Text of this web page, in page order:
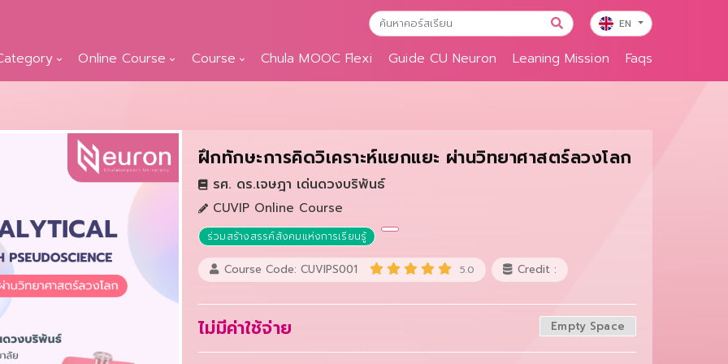
EN
Online Course Course Chula MOOC Flexi Guide CU Neuron Leaning Mission Faqs
ฝึกทักษะการคิดวิเคราะห์แยกแยะ ผ่านวิทยาศาสตร์ลวงโลก
รศ. ดร.เจษฎา เด่นดวงบริพันธ์
CUVIP Online Course
ร่วมสร้างสรรค์สังคมแห่งการเรียนรู้
Course Code: CUVIPS001 5.0 Credit :
ไม่มีค่าใช้จ่าย Empty Space